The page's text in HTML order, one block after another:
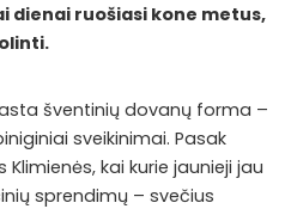
dienai ruošiasi kone metus,
šventinių dovanų forma –
sveikinimai. Pasak
kai kurie jaunieji jau
sprendimų – svečius